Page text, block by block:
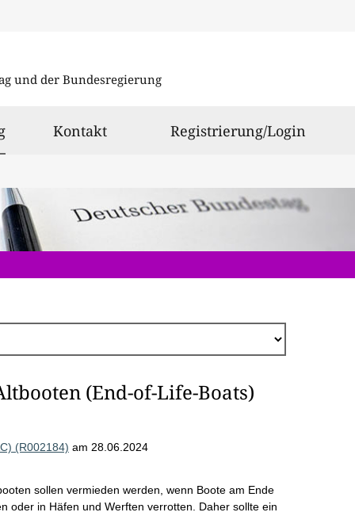
und der Bundesregierung
ausgewählt
Kontakt Registrierung/Login
(End-of-Life-Boats)
(R002184) am 28.06.2024
sollen vermieden werden, wenn Boote am Ende
oder in Häfen und Werften verrotten. Daher sollte ein